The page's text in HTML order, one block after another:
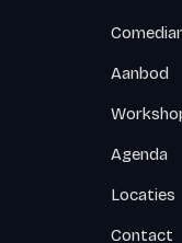
Aanbod
Agenda
Locaties
Contact